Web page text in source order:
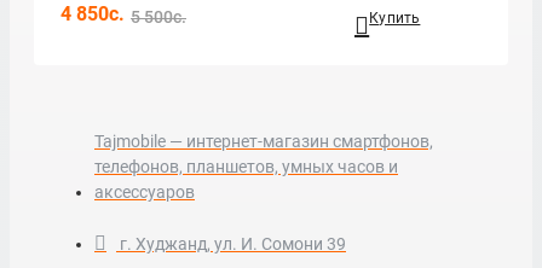
4 850c. 5 500c. Купить
Tajmobile — интернет-магазин смартфонов,
телефонов, планшетов, умных часов и
аксессуаров
г. Худжанд, ул. И. Сомони 39